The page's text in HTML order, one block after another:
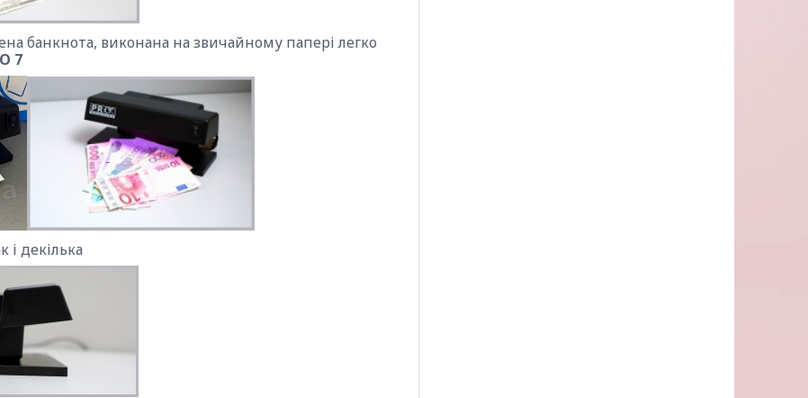
банкнота, виконана на звичайному папері легко
7
і декілька